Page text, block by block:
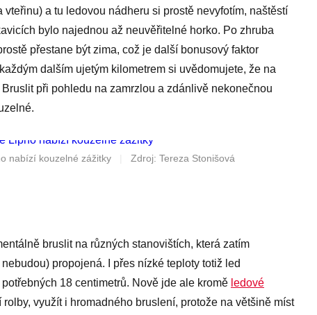
a tu ledovou nádheru si prostě nevyfotím, naštěstí
bylo najednou až neuvěřitelné horko. Po zhruba
přestane být zima, což je další bonusový faktor
dalším ujetým kilometrem si uvědomujete, že na
při pohledu na zamrzlou a zdánlivě nekonečnou
nabízí kouzelné zážitky Zdroj: Tereza Stonišová
bruslit na různých stanovištích, která zatím
propojená. I přes nízké teploty totiž led
18 centimetrů. Nově jde ale kromě ledové
využít i hromadného bruslení, protože na většině míst